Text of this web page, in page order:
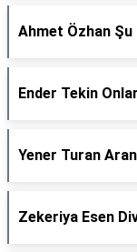
Ahmet Özhan
Ender Tekin
Yener Turan
Zekeriya Esen